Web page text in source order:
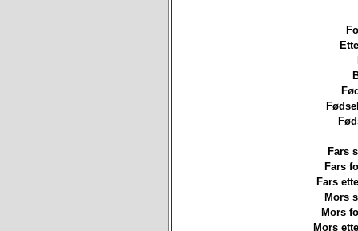
Fars
Fars
Fars
Mors
Mors
Mors